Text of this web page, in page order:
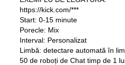
https://kick.com/***
Start: 0-15 minute
Porecle: Mix
Interval: Personalizat
Limbă: detectare automată în
50 de roboți de Chat timp de 1